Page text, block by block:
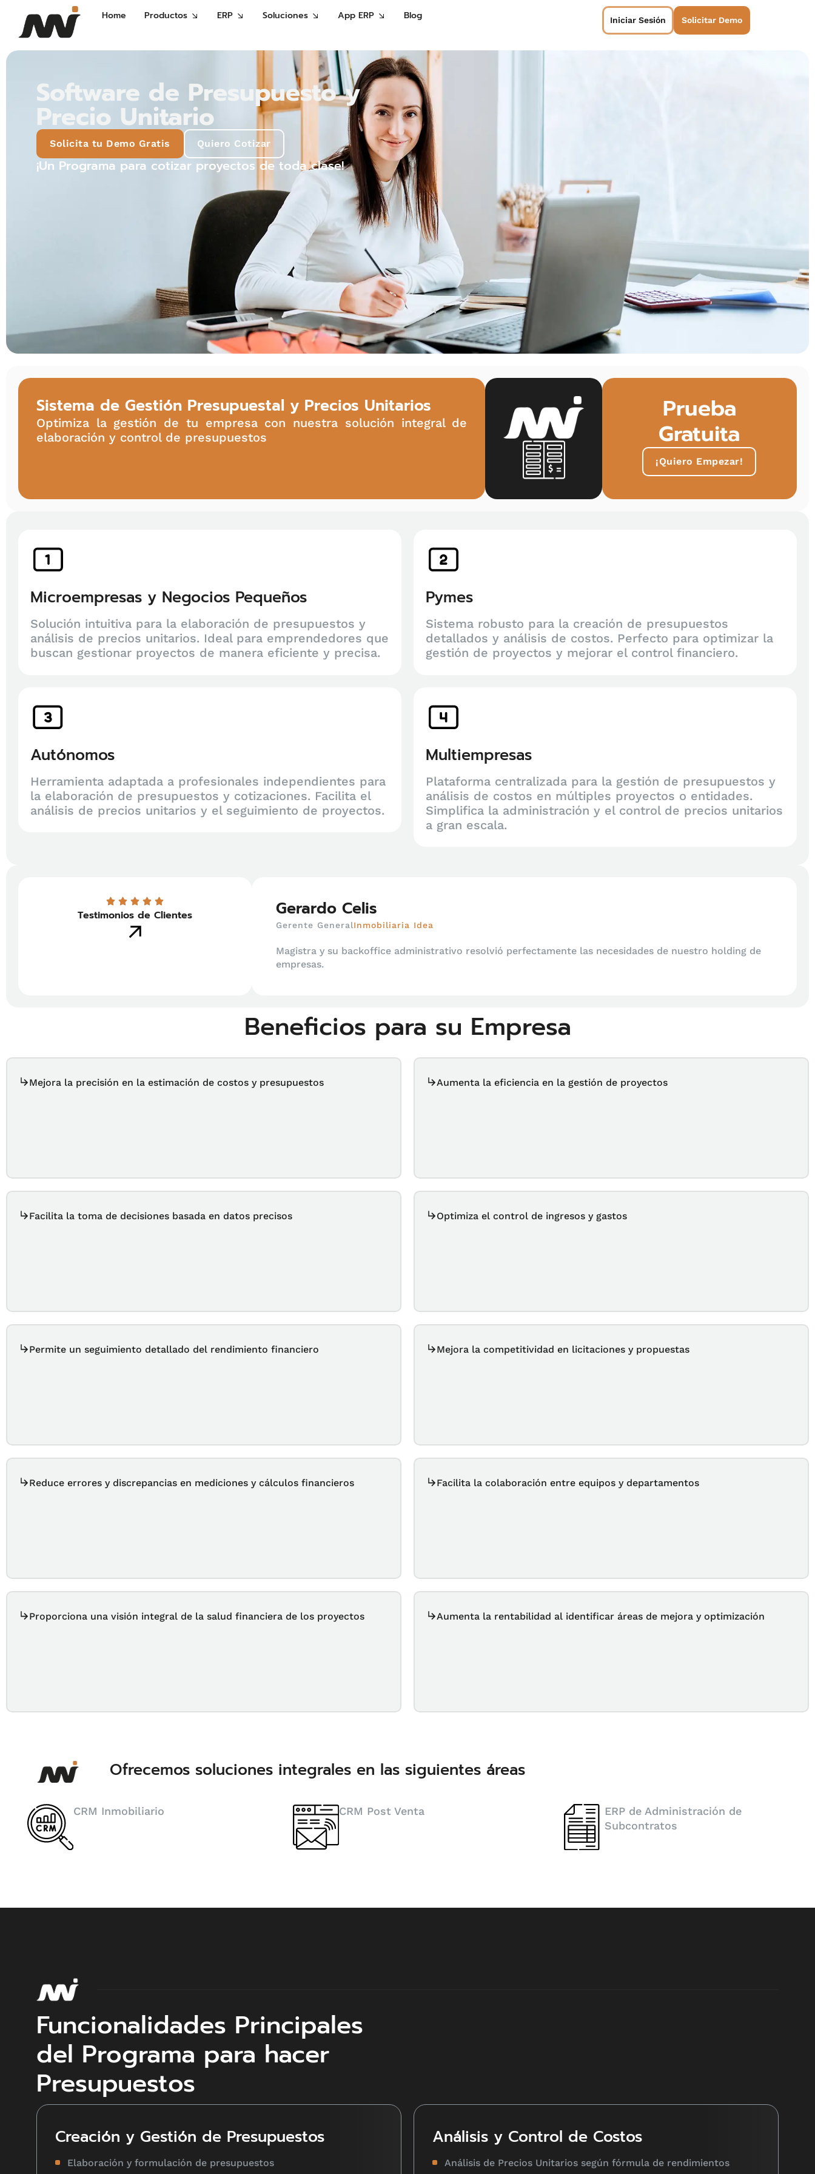
Home Productos ERP Soluciones App ERP Blog Iniciar Sesión Solicitar Demo
Software de Presupuesto y
Precio Unitario
Solicita tu Demo Gratis Quiero Cotizar
¡Un Programa para cotizar proyectos de toda clase!
Sistema de Gestión Presupuestal y Precios Unitarios
Optimiza la gestión de tu empresa con nuestra solución integral de
elaboración y control de presupuestos
Prueba
Gratuita
¡Quiero Empezar!
Microempresas y Negocios Pequeños
Solución intuitiva para la elaboración de presupuestos y
análisis de precios unitarios. Ideal para emprendedores que
buscan gestionar proyectos de manera eficiente y precisa.
Pymes
Sistema robusto para la creación de presupuestos
detallados y análisis de costos. Perfecto para optimizar la
gestión de proyectos y mejorar el control financiero.
Autónomos
Herramienta adaptada a profesionales independientes para
la elaboración de presupuestos y cotizaciones. Facilita el
análisis de precios unitarios y el seguimiento de proyectos.
Multiempresas
Plataforma centralizada para la gestión de presupuestos y
análisis de costos en múltiples proyectos o entidades.
Simplifica la administración y el control de precios unitarios
a gran escala.
Testimonios de Clientes Gerardo Celis
Gerente GeneralInmobiliaria Idea
Magistra y su backoffice administrativo resolvió perfectamente las necesidades de nuestro holding de
empresas.
Beneficios para su Empresa
Mejora la precisión en la estimación de costos y presupuestos Aumenta la eficiencia en la gestión de proyectos
Facilita la toma de decisiones basada en datos precisos Optimiza el control de ingresos y gastos
Permite un seguimiento detallado del rendimiento financiero Mejora la competitividad en licitaciones y propuestas
Reduce errores y discrepancias en mediciones y cálculos financieros Facilita la colaboración entre equipos y departamentos
Proporciona una visión integral de la salud financiera de los proyectos Aumenta la rentabilidad al identificar áreas de mejora y optimización
Ofrecemos soluciones integrales en las siguientes áreas
CRM Inmobiliario CRM Post Venta
ERP de Administración de
Subcontratos
Funcionalidades Principales
del Programa para hacer
Presupuestos
Creación y Gestión de Presupuestos
Elaboración y formulación de presupuestos
Análisis y Control de Costos
Análisis de Precios Unitarios según fórmula de rendimientos